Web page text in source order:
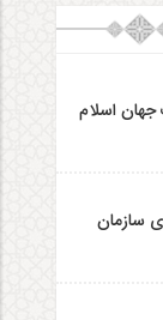
اسلام
سازمان‌